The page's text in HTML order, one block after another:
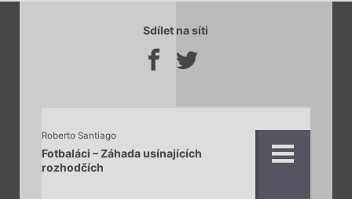
Sdílet na síti
Roberto Santiago
Fotbaláci – Záhada usínajících
rozhodčích